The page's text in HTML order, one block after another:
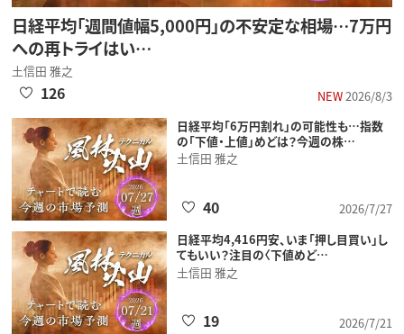
日経平均「週間値幅5,000円」の不安定な相場…7万円
への再トライはい…
土信田 雅之
NEW2026/8/3
126
日経平均「6万円割れ」の可能性も…指数
の「下値・上値」めどは？今週の株…
土信田 雅之
2026/7/27
40
日経平均4,416円安、いま「押し目買い」し
てもいい？注目の〈下値めど…
土信田 雅之
2026/7/21
19